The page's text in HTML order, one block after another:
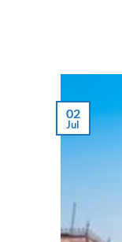
02
Jul